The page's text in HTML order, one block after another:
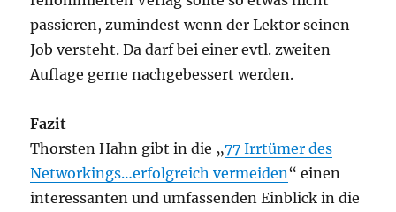
passieren, zumindest wenn der Lektor seinen
Job versteht. Da darf bei einer evtl. zweiten
Auflage gerne nachgebessert werden.
Fazit
Thorsten Hahn gibt in die „77 Irrtümer des
Networkings…erfolgreich vermeiden“ einen
interessanten und umfassenden Einblick in die